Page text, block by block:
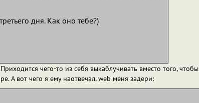
дня. Как оно тебе?)
чего-то из себя выкаблучивать вместо того, чтобы
А вот чего я ему наотвечал, web меня задери: